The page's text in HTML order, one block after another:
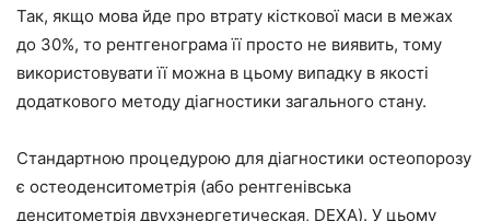
Так, якщо мова йде про втрату кісткової маси в межах
до 30%, то рентгенограма її просто не виявить, тому
використовувати її можна в цьому випадку в якості
додаткового методу діагностики загального стану.
Стандартною процедурою для діагностики остеопорозу
є остеоденситометрія (або рентгенівська
денситометрія двухэнергетическая, DEXA). У цьому